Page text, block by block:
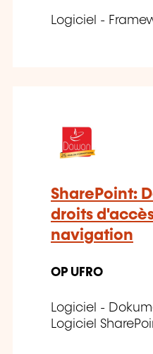
Logiciel -
SharePoint:
droits
navigation
OP UFRO
Logiciel -
Logiciel